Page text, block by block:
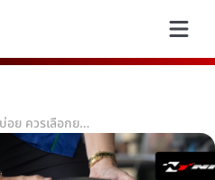
ขับในเมือง รถติดบ่อย ควรเลือกยางแบบไหนดี?